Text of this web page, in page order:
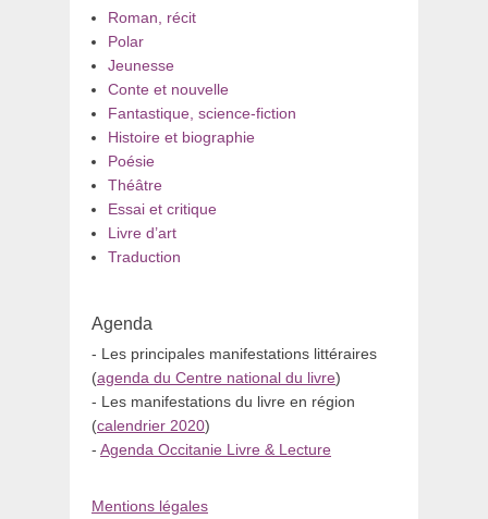
Roman, récit
Polar
Jeunesse
Conte et nouvelle
Fantastique, science-fiction
Histoire et biographie
Poésie
Théâtre
Essai et critique
Livre d’art
Traduction
Agenda
- Les principales manifestations littéraires
(agenda du Centre national du livre)
- Les manifestations du livre en région
(calendrier 2020)
- Agenda Occitanie Livre & Lecture
Mentions légales